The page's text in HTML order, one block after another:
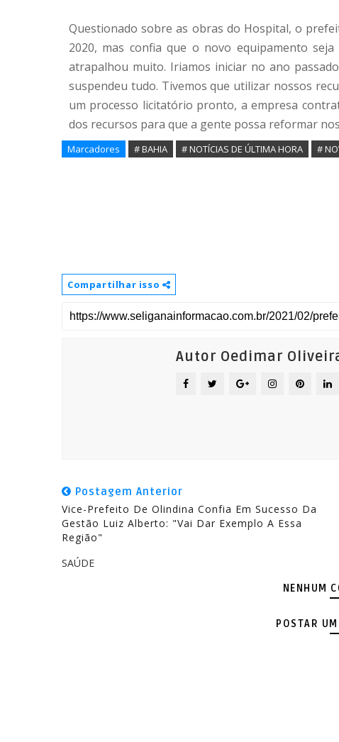
Questionado sobre as obras do Hospital, o
2020, mas confia que o novo equipamento
atrapalhou muito. Iriamos iniciar no ano
suspendeu tudo. Tivemos que utilizar nossos
um processo licitatório pronto, a empresa
dos recursos para que a gente possa reformar
Marcadores # BAHIA # NOTÍCIAS DE ÚLTIMA HORA #
Compartilhar isso
Autor Oedimar
Postagem Anterior
Vice-Prefeito De Olindina Confia Em Sucesso Da
Gestão Luiz Alberto: "vai Dar Exemplo A Essa
Região"
SAÚDE
NENHUM
POSTAR